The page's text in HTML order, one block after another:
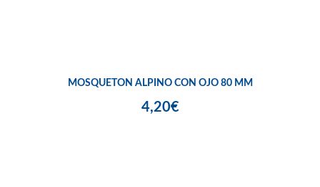
MOSQUETON ALPINO CON OJO 80 MM
4,20€